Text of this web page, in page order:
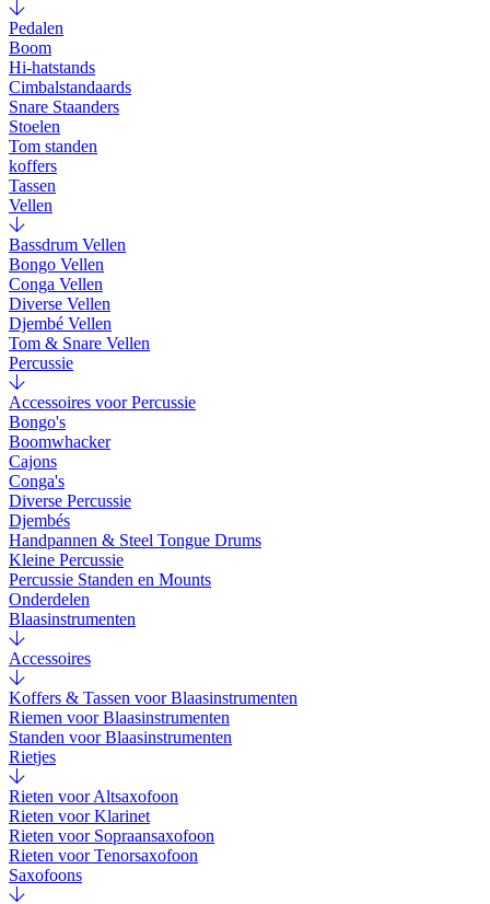
Pedalen
Boom
Hi-hatstands
Cimbalstandaards
Snare Staanders
Stoelen
Tom standen
koffers
Tassen
Vellen
Bassdrum Vellen
Bongo Vellen
Conga Vellen
Diverse Vellen
Djembé Vellen
Tom & Snare Vellen
Percussie
Accessoires voor Percussie
Bongo's
Boomwhacker
Cajons
Conga's
Diverse Percussie
Djembés
Handpannen & Steel Tongue Drums
Kleine Percussie
Percussie Standen en Mounts
Onderdelen
Blaasinstrumenten
Accessoires
Koffers & Tassen voor Blaasinstrumenten
Riemen voor Blaasinstrumenten
Standen voor Blaasinstrumenten
Rietjes
Rieten voor Altsaxofoon
Rieten voor Klarinet
Rieten voor Sopraansaxofoon
Rieten voor Tenorsaxofoon
Saxofoons